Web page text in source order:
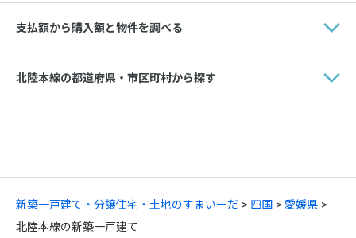
新築一戸建て・分譲住宅・土地のすまいーだ 四国
愛媛県
北陸本線の新築一戸建て
支払額から購入額と物件を調べる
北陸本線の都道府県・市区町村から探す